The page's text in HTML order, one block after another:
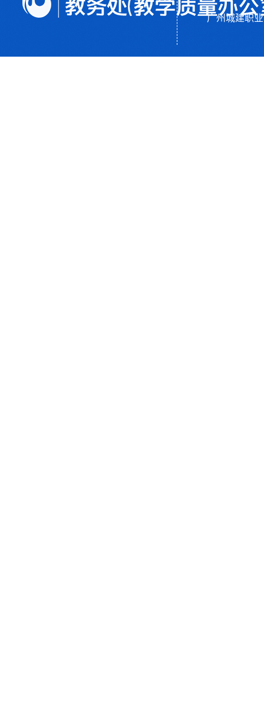
广州城建职